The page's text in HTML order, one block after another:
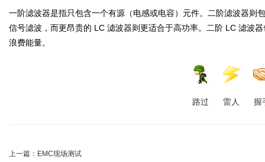
一阶滤波器是指只包含一个有源（电感或电容）元件。二阶滤波器则
信号滤波，而更昂贵的 LC 滤波器则更适合于高功率。二阶 LC 滤波
浪费能量。
路过 雷人 握
上一篇： EMC现场测试